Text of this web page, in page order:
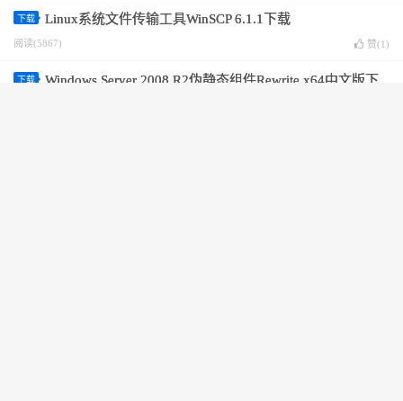
下载 Linux系统文件传输工具WinSCP 6.1.1下载
阅读(5867) 赞(1 )
下载
Windows Server 2008 R2伪静态组件Rewrite x64中文版下